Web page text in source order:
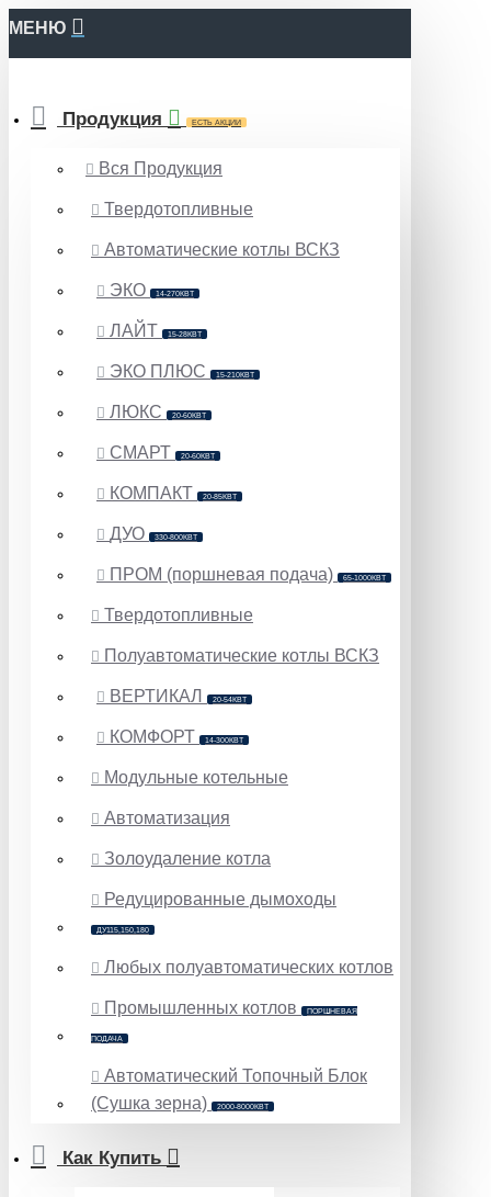
МЕНЮ
Продукция ЕСТЬ АКЦИИ
Вся Продукция
Твердотопливные
Автоматические котлы ВСКЗ
ЭКО 14-270КВТ
ЛАЙТ 15-28КВТ
ЭКО ПЛЮС 15-210КВТ
ЛЮКС 20-60КВТ
СМАРТ 20-60КВТ
КОМПАКТ 20-85КВТ
ДУО 330-800КВТ
ПРОМ (поршневая подача) 65-1000КВТ
Твердотопливные
Полуавтоматические котлы ВСКЗ
ВЕРТИКАЛ 20-54КВТ
КОМФОРТ 14-300КВТ
Модульные котельные
Автоматизация
Золоудаление котла
Редуцированные дымоходы
ДУ115,150,180
Любых полуавтоматических котлов
Промышленных котлов ПОРШНЕВАЯ
ПОДАЧА
Автоматический Топочный Блок
(Сушка зерна)
2000-8000КВТ
Как Купить